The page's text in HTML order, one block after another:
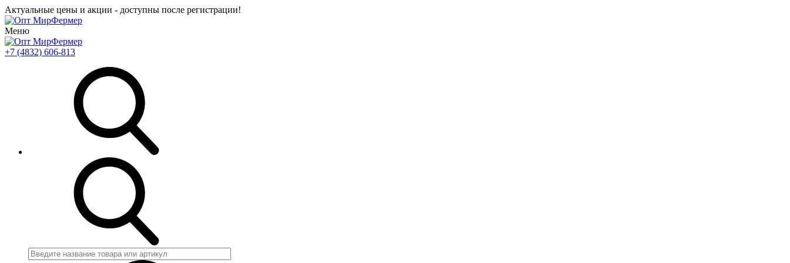
Актуальные цены и акции - доступны после регистрации!
Меню
+7 (4832) 606-813